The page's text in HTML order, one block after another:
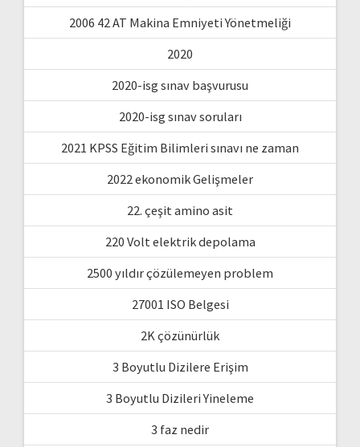
2006 42 AT Makina Emniyeti Yönetmeliği
2020
2020-isg sınav başvurusu
2020-isg sınav soruları
2021 KPSS Eğitim Bilimleri sınavı ne zaman
2022 ekonomik Gelişmeler
22. çeşit amino asit
220 Volt elektrik depolama
2500 yıldır çözülemeyen problem
27001 ISO Belgesi
2K çözünürlük
3 Boyutlu Dizilere Erişim
3 Boyutlu Dizileri Yineleme
3 faz nedir